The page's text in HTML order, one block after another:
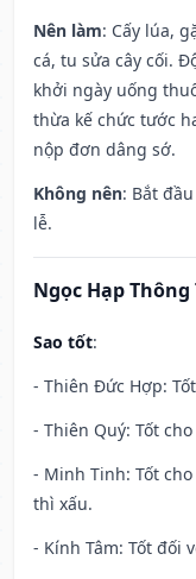
Nên làm: Cấy lúa,
cá, tu sửa cây cối.
khởi ngày uống
thừa kế chức tước
nộp đơn dâng sớ.
Không nên: Bắt
lễ.
Ngọc Hạp
Sao tốt:
- Thiên Đức Hợp:
- Thiên Quý: Tốt
- Minh Tinh: Tốt
thì xấu.
- Kính Tâm: Tốt đối